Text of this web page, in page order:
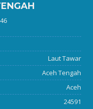
Laut Tawar
Aceh Tengah
Aceh
24591